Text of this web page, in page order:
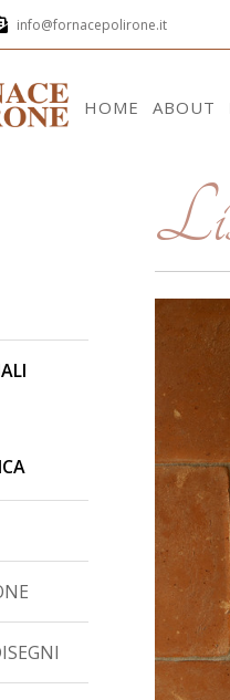
info@fornacepolirone.it
HOME ABOUT